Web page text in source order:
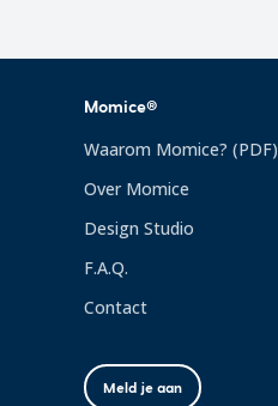
Momice®
Waarom Momice? (PDF)
Over Momice
Design Studio
F.A.Q.
Contact
Meld je aan